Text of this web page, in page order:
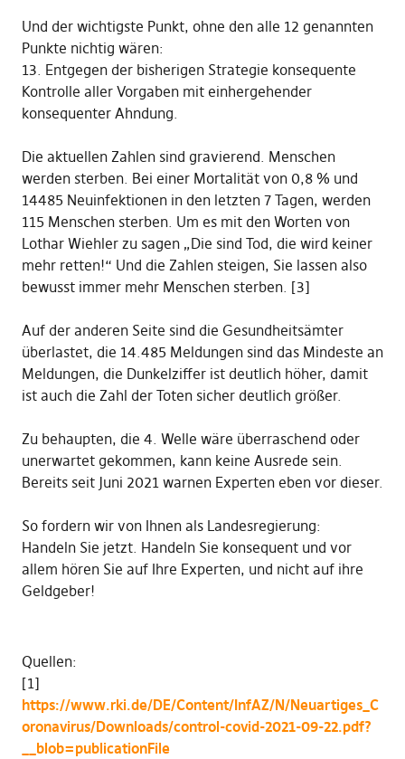
Und der wichtigste Punkt, ohne den alle 12 genannten
Punkte nichtig wären:
13. Entgegen der bisherigen Strategie konsequente
Kontrolle aller Vorgaben mit einhergehender
konsequenter Ahndung.
Die aktuellen Zahlen sind gravierend. Menschen
werden sterben. Bei einer Mortalität von 0,8 % und
14485 Neuinfektionen in den letzten 7 Tagen, werden
115 Menschen sterben. Um es mit den Worten von
Lothar Wiehler zu sagen „Die sind Tod, die wird keiner
mehr retten!“ Und die Zahlen steigen, Sie lassen also
bewusst immer mehr Menschen sterben. [3]
Auf der anderen Seite sind die Gesundheitsämter
überlastet, die 14.485 Meldungen sind das Mindeste an
Meldungen, die Dunkelziffer ist deutlich höher, damit
ist auch die Zahl der Toten sicher deutlich größer.
Zu behaupten, die 4. Welle wäre überraschend oder
unerwartet gekommen, kann keine Ausrede sein.
Bereits seit Juni 2021 warnen Experten eben vor dieser.
So fordern wir von Ihnen als Landesregierung:
Handeln Sie jetzt. Handeln Sie konsequent und vor
allem hören Sie auf Ihre Experten, und nicht auf ihre
Geldgeber!
Quellen:
[1]
https://www.rki.de/DE/Content/InfAZ/N/Neuartiges_C
oronavirus/Downloads/control-covid-2021-09-22.pdf?
__blob=publicationFile